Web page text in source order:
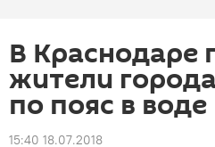
В Краснодаре
жители
по пояс в воде
15:40 18.07.2018